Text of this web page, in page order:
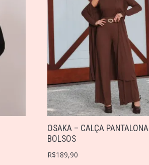
OSAKA – CALÇA PANTALONA
BOLSOS
R$189,90